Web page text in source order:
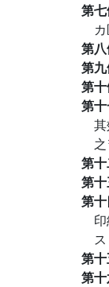
第
第
第
第
第
第
第
第
ス
第
第